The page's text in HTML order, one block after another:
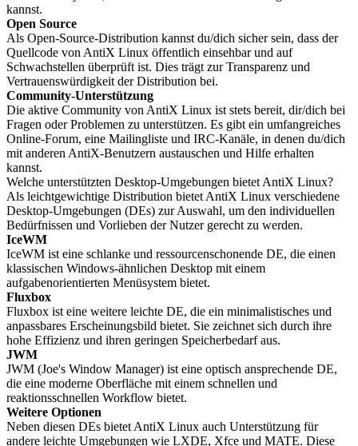
kannst.
Open Source
Als Open-Source-Distribution kannst du/dich sicher sein, dass der
Quellcode von AntiX Linux öffentlich einsehbar und auf
Schwachstellen überprüft ist. Dies trägt zur Transparenz und
Vertrauenswürdigkeit der Distribution bei.
Community-Unterstützung
Die aktive Community von AntiX Linux ist stets bereit, dir/dich bei
Fragen oder Problemen zu unterstützen. Es gibt ein umfangreiches
Online-Forum, eine Mailingliste und IRC-Kanäle, in denen du/dich
mit anderen AntiX-Benutzern austauschen und Hilfe erhalten
kannst.
Welche unterstützten Desktop-Umgebungen bietet AntiX Linux?
Als leichtgewichtige Distribution bietet AntiX Linux verschiedene
Desktop-Umgebungen (DEs) zur Auswahl, um den individuellen
Bedürfnissen und Vorlieben der Nutzer gerecht zu werden.
IceWM
IceWM ist eine schlanke und ressourcenschonende DE, die einen
klassischen Windows-ähnlichen Desktop mit einem
aufgabenorientierten Menüsystem bietet.
Fluxbox
Fluxbox ist eine weitere leichte DE, die ein minimalistisches und
anpassbares Erscheinungsbild bietet. Sie zeichnet sich durch ihre
hohe Effizienz und ihren geringen Speicherbedarf aus.
JWM
JWM (Joe's Window Manager) ist eine optisch ansprechende DE,
die eine moderne Oberfläche mit einem schnellen und
reaktionsschnellen Workflow bietet.
Weitere Optionen
Neben diesen DEs bietet AntiX Linux auch Unterstützung für
andere leichte Umgebungen wie LXDE, Xfce und MATE. Diese